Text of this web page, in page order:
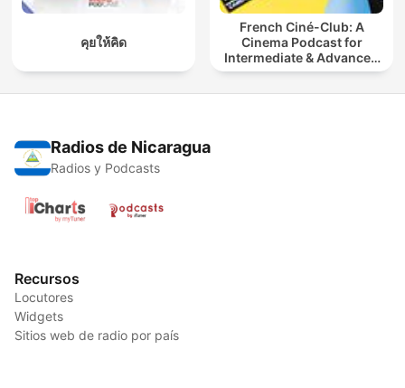
คุยให้คิด
French Ciné-Club: A
Cinema Podcast for
Intermediate & Advanced
French Learners
Radios de Nicaragua
Radios y Podcasts
Recursos
Locutores
Widgets
Sitios web de radio por país